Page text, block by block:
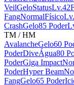
VeilGeloStatusLv.42
FangNormalFísico
CrashGelo85 Poder
TM / HM
AvalancheGelo60
PoderDiveÁgua80
PoderGiga Impact
PoderHyper Beam
FangGelo65 Poder